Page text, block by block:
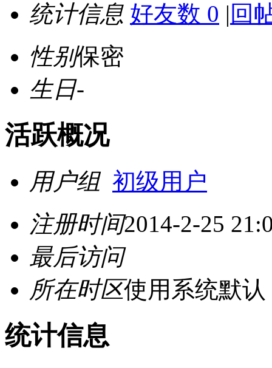
统计信息 好友数 0 | 回
性别保密
生日-
活跃概况
用户组 初级用户
注册时间2014-2-25
最后访问
所在时区使用系统默认
统计信息